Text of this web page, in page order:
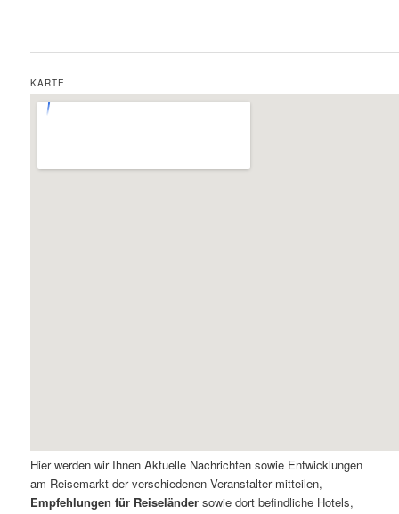
KARTE
Hier werden wir Ihnen Aktuelle Nachrichten sowie Entwicklungen
am Reisemarkt der verschiedenen Veranstalter mitteilen,
Empfehlungen für Reiseländer sowie dort befindliche Hotels,